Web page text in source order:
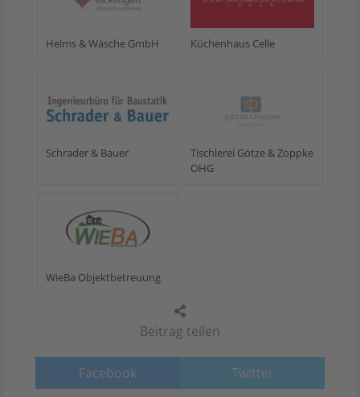
Beitrag teilen
Facebook Twitter
Helms & Wäsche GmbH Küchenhaus Celle
Schrader & Bauer
Tischlerei Götze & Zoppke
OHG
WieBa Objektbetreuung